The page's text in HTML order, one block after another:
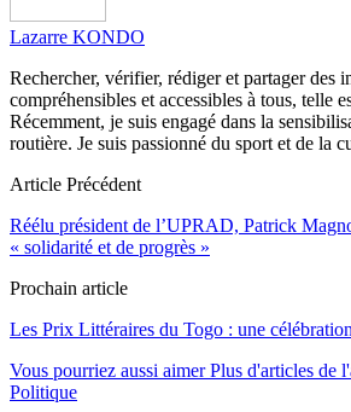
Lazarre KONDO
Rechercher, vérifier, rédiger et partager des
compréhensibles et accessibles à tous, telle
Récemment, je suis engagé dans la
routière. Je suis passionné du sport et de la
Article Précédent
Réélu président de l’UPRAD, Patrick
« solidarité et de progrès »
Prochain article
Les Prix Littéraires du Togo : une
Vous pourriez aussi aimer Plus d'articles de
Politique